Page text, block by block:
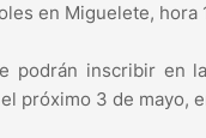
en Miguelete, hora
podrán inscribir en
próximo 3 de mayo,